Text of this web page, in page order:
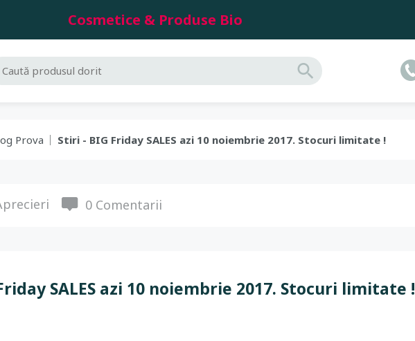
Cosmetice & Produse Bio
Prova Stiri - BIG Friday SALES azi 10 noiembrie 2017. Stocuri limitate !
0 Comentarii
SALES azi 10 noiembrie 2017. Stocuri limitate !